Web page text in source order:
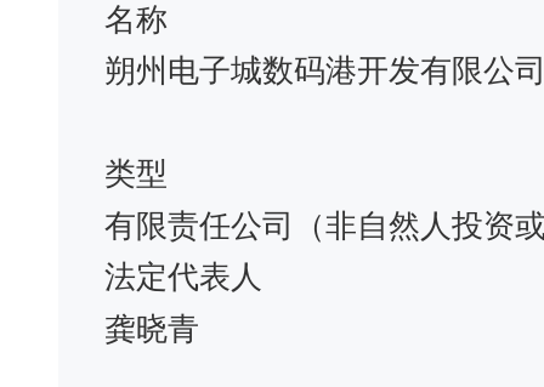
名称
朔州电子城数码港开发有限公
类型
有限责任公司（非自然人投资
法定代表人
龚晓青